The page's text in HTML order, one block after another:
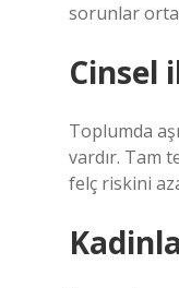
sorunlar
Cinsel
Toplumda
vardır. Tam
felç riskini